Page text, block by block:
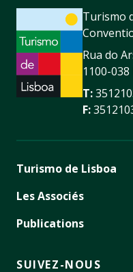
Turismo
Rua do
1100-
T:
F:
Turismo de Lisboa
Les Associés
Publications
SUIVEZ-NOUS